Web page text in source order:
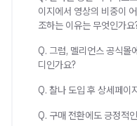
이지에서 영상의 비중이
조하는 이유는 무엇인가요
Q. 그럼, 멜리언스 공식몰
디인가요?
Q. 찰나 도입 후 상세페이
Q. 구매 전환에도 긍정적